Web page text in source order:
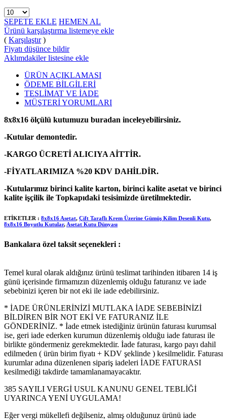
SEPETE EKLE HEMEN AL
Ürünü karşılaştırma listemeye ekle
( Karşılaştır)
Fiyatı düşünce bildir
Aklımdakiler listesine ekle
ÜRÜN AÇIKLAMASI
ÖDEME BİLGİLERİ
TESLİMAT VE İADE
MÜŞTERİ YORUMLARI
8x8x16 ölçülü kutumuzu buradan inceleyebilirsiniz.
-Kutular demontedir.
-KARGO ÜCRETİ ALICIYA AİTTİR.
-FİYATLARIMIZA %20 KDV DAHİLDİR.
-Kutularımız birinci kalite karton, birinci kalite asetat ve birinci
kalite işçilik ile Topkapıdaki tesisimizde üretilmektedir.
ETİKETLER : 8x8x16 Asetat, Çift Taraflı Krem Üzerine Gümüş Kilim Desenli Kutu,
8x8x16 Boyutlu Kutular, Asetat Kutu Dünyası
Bankalara özel taksit seçenekleri :
Temel kural olarak aldığınız ürünü teslimat tarihinden itibaren 14 iş
günü içerisinde firmamızın düzenlemiş olduğu faturanız ve iade
sebebinizi içeren bir not eki ile iade edebilirsiniz.
* İADE ÜRÜNLERİNİZİ MUTLAKA İADE SEBEBİNİZİ
BİLDİREN BİR NOT EKİ VE FATURANIZ İLE
GÖNDERİNİZ. * İade etmek istediğiniz ürünün faturası kurumsal
ise, geri iade ederken kurumun düzenlemiş olduğu iade faturası ile
birlikte göndermeniz gerekmektedir. İade faturası, kargo payı dahil
edilmeden ( ürün birim fiyatı + KDV şeklinde ) kesilmelidir. Faturası
kurumlar adına düzenlenen sipariş iadeleri İADE FATURASI
kesilmediği takdirde tamamlanamayacaktır.
385 SAYILI VERGİ USUL KANUNU GENEL TEBLİĞİ
UYARINCA YENİ UYGULAMA!
Eğer vergi mükellefi değilseniz, almış olduğunuz ürünü iade